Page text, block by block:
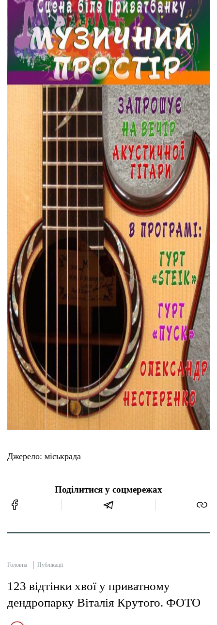
Джерело: міськрада
Поділитися у соцмережах
Головна Публікації
123 відтінки хвої у приватному
дендропарку Віталія Крутого. ФОТО